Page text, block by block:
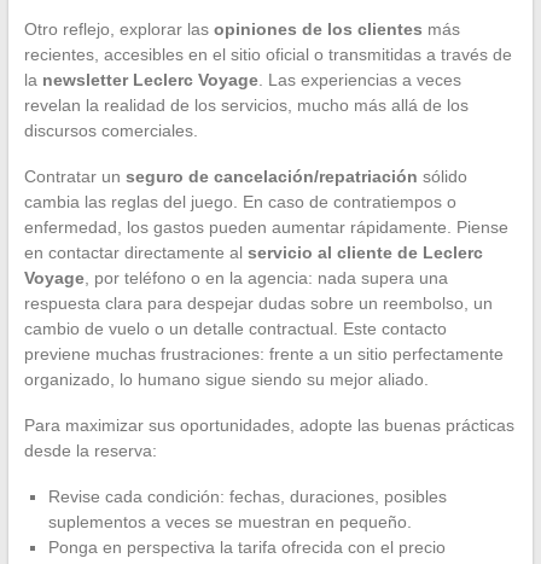
Otro reflejo, explorar las opiniones de los clientes más
recientes, accesibles en el sitio oficial o transmitidas a través de
la newsletter Leclerc Voyage. Las experiencias a veces
revelan la realidad de los servicios, mucho más allá de los
discursos comerciales.
Contratar un seguro de cancelación/repatriación sólido
cambia las reglas del juego. En caso de contratiempos o
enfermedad, los gastos pueden aumentar rápidamente. Piense
en contactar directamente al servicio al cliente de Leclerc
Voyage, por teléfono o en la agencia: nada supera una
respuesta clara para despejar dudas sobre un reembolso, un
cambio de vuelo o un detalle contractual. Este contacto
previene muchas frustraciones: frente a un sitio perfectamente
organizado, lo humano sigue siendo su mejor aliado.
Para maximizar sus oportunidades, adopte las buenas prácticas
desde la reserva:
Revise cada condición: fechas, duraciones, posibles
suplementos a veces se muestran en pequeño.
Ponga en perspectiva la tarifa ofrecida con el precio